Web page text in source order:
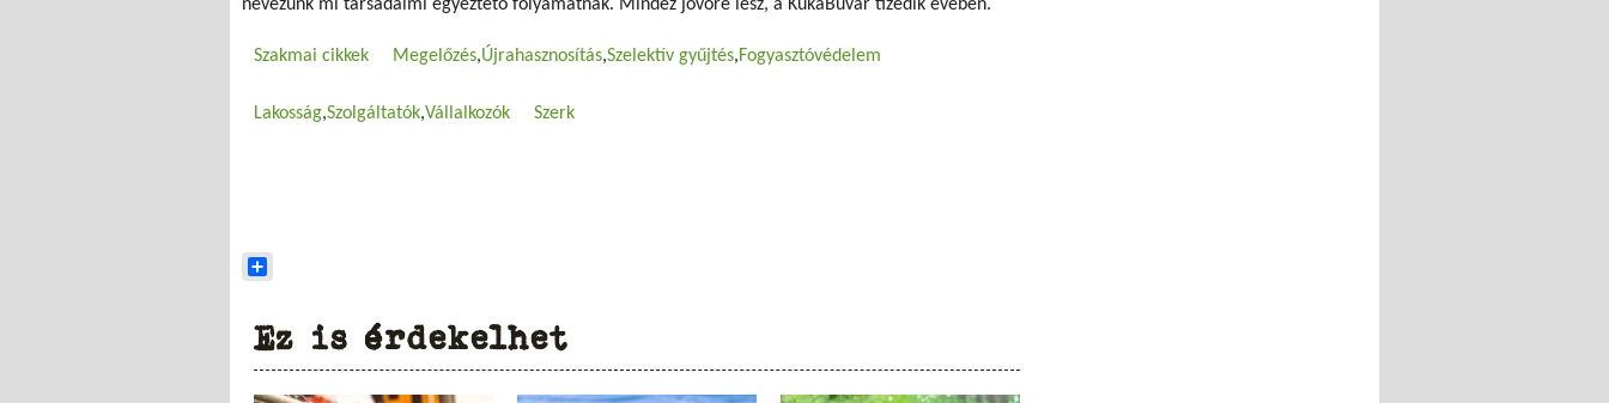
nevezünk mi társadalmi egyeztető folyamatnak. Mindez jövőre lesz, a KukaBúvár tizedik évében.
Szakmai cikkek Megelőzés Újrahasznosítás Szelektív gyűjtés Fogyasztóvédelem
Lakosság Szolgáltatók Vállalkozók Szerk
Ez is érdekelhet